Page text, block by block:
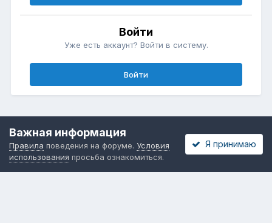
Войти
Уже есть аккаунт? Войти в систему.
Войти
Важная информация
Правила поведения на форуме. Условия
использования просьба ознакомиться.
Я принимаю